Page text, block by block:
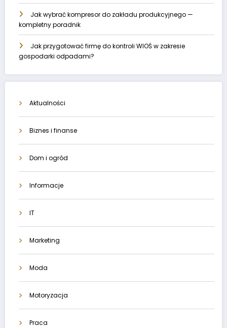
Jak wybrać kompresor do zakładu produkcyjnego —
kompletny poradnik
Jak przygotować firmę do kontroli WIOŚ w zakresie
gospodarki odpadami?
Aktualności
Biznes i finanse
Dom i ogród
Informacje
IT
Marketing
Moda
Motoryzacja
Praca